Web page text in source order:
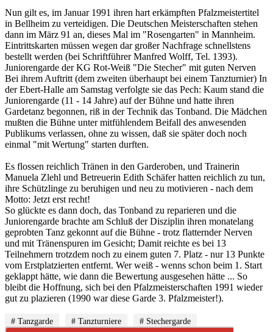
Nun gilt es, im Januar 1991 ihren hart erkämpften Pfalzmeistertitel
in Bellheim zu verteidigen. Die Deutschen Meisterschaften stehen
dann im März 91 an, dieses Mal im "Rosengarten" in Mannheim.
Eintrittskarten müssen wegen dar großer Nachfrage schnellstens
bestellt werden (bei Schriftführer Manfred Wolff, Tel. 1393).
Juniorengarde der KG Rot-Weiß "Die Stecher" mit guten Nerven
Bei ihrem Auftritt (dem zweiten überhaupt bei einem Tanzturnier) In
der Ebert-Halle am Samstag verfolgte sie das Pech: Kaum stand die
Juniorengarde (11 - 14 Jahre) auf der Bühne und hatte ihren
Gardetanz begonnen, riß in der Technik das Tonband. Die Mädchen
mußten die Bühne unter mitfühlendem Beifall des anwesenden
Publikums verlassen, ohne zu wissen, daß sie später doch noch
einmal "mit Wertung" starten durften.
Es flossen reichlich Tränen in den Garderoben, und Trainerin
Manuela Zlehl und Betreuerin Edith Schäfer hatten reichlich zu tun,
ihre Schützlinge zu beruhigen und neu zu motivieren - nach dem
Motto: Jetzt erst recht!
So glückte es dann doch, das Tonband zu reparieren und die
Juniorengarde brachte am Schluß der Disziplin ihren monatelang
geprobten Tanz gekonnt auf die Bühne - trotz flatternder Nerven
und mit Tränenspuren im Gesicht; Damit reichte es bei 13
Teilnehmern trotzdem noch zu einem guten 7. Platz - nur 13 Punkte
vom Erstplatzierten entfernt. Wer weiß - wenns schon beim 1. Start
geklappt hätte, wie dann die Bewertung ausgesehen hätte ... So
bleibt die Hoffnung, sich bei den Pfalzmeisterschaften 1991 wieder
gut zu plazieren (1990 war diese Garde 3. Pfalzmeister!).
# Tanzgarde # Tanzturniere # Stechergarde